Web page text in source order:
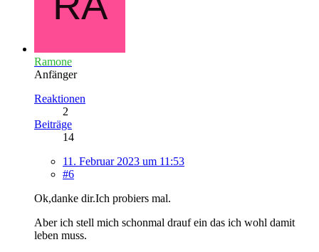
Ramone
Anfänger
Reaktionen
2
Beiträge
14
11. Februar 2023 um 11:53
#6
Ok,danke dir.Ich probiers mal.
Aber ich stell mich schonmal drauf ein das ich wohl damit
leben muss.